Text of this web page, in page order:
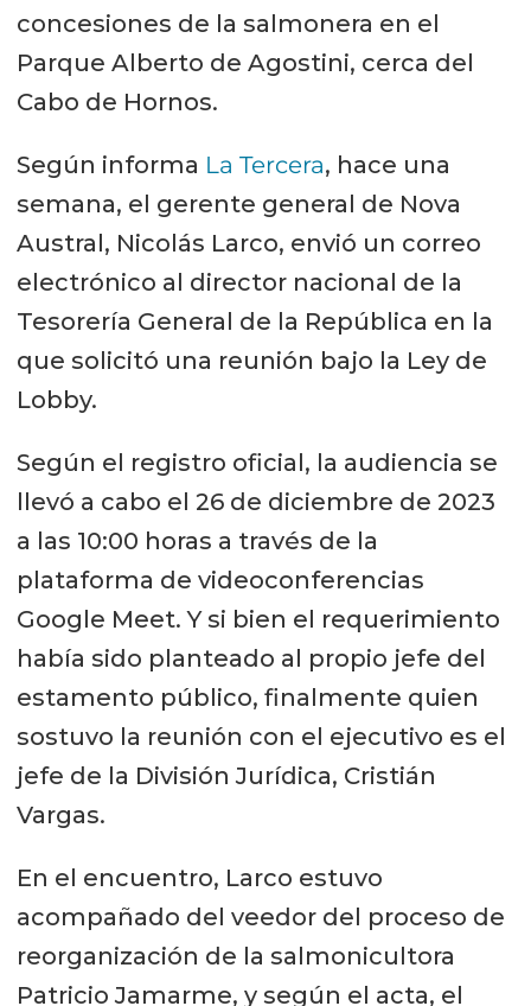
concesiones de la salmonera en el
Parque Alberto de Agostini, cerca del
Cabo de Hornos.
Según informa La Tercera, hace una
semana, el gerente general de Nova
Austral, Nicolás Larco, envió un correo
electrónico al director nacional de la
Tesorería General de la República en la
que solicitó una reunión bajo la Ley de
Lobby.
Según el registro oficial, la audiencia se
llevó a cabo el 26 de diciembre de 2023
a las 10:00 horas a través de la
plataforma de videoconferencias
Google Meet. Y si bien el requerimiento
había sido planteado al propio jefe del
estamento público, finalmente quien
sostuvo la reunión con el ejecutivo es el
jefe de la División Jurídica, Cristián
Vargas.
En el encuentro, Larco estuvo
acompañado del veedor del proceso de
reorganización de la salmonicultora
Patricio Jamarme, y según el acta, el